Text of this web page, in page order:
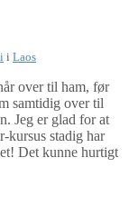
i Laos
over til ham, før
samtidig over til
Jeg er glad for at
stadig har
Det kunne hurtigt